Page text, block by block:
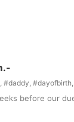
, #daddy, #dayofbirth,
before our